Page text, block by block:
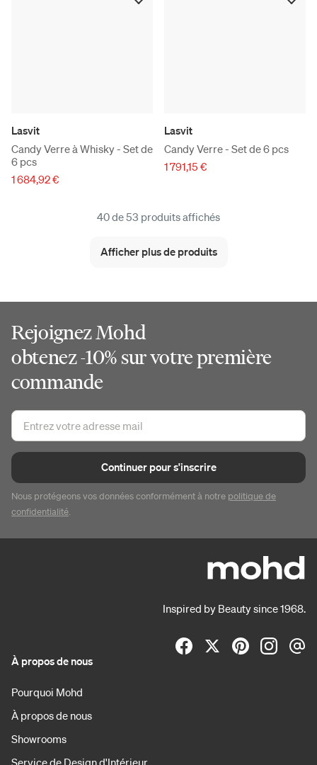
Lasvit
Candy Verre à Whisky - Set de
6 pcs
1 684,92 €
Lasvit
Candy Verre - Set de 6 pcs
1 791,15 €
40 de 53 produits affichés
Afficher plus de produits
Rejoignez Mohd
obtenez -10% sur votre première
commande
Continuer pour s'inscrire
Nous protégeons vos données conformément à notre politique de
confidentialité.
Inspired by Beauty since 1968.
À propos de nous
Pourquoi Mohd
À propos de nous
Showrooms
Service de Design d'Intérieur